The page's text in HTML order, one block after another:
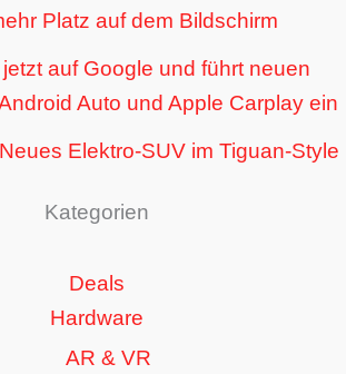
Platz auf dem Bildschirm
auf Google und führt neuen
Auto und Apple Carplay ein
Elektro-SUV im Tiguan-Style
Kategorien
Deals
Hardware
AR & VR